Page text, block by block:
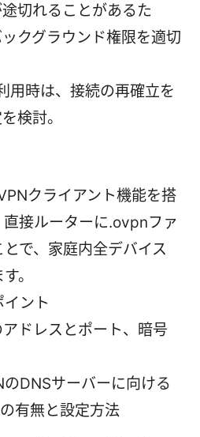
切れることがあるた
クグラウンド権限を適切
用時は、接続の再確立を
検討。
クライアント機能を搭
接ルーターに.ovpnファ
で、家庭内全デバイス
。
ント
ドレスとポート、暗号
DNSサーバーに向ける
有無と設定方法